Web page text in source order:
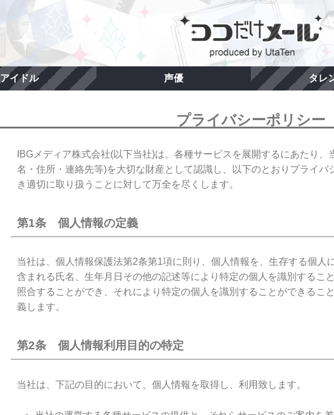
アイドル 声優 タレ
プライバシーポリシー
IBGメディア株式会社(以下当社)は、各種サービスを展開するにあたり
名・住所・連絡先等)を大切な財産として認識し、以下のとおりプライ
き適切に取り扱うことに対して万全を尽くします。
第1条 個人情報の定義
当社は、個人情報保護法第2条第1項に則り、個人情報を、生存する個人
含まれる氏名、生年月日その他の記述等により特定の個人を識別するこ
照合することができ、それにより特定の個人を識別することができるこ
義します。
第2条 個人情報利用目的の特定
当社は、下記の目的において、個人情報を取得し、利用致します。